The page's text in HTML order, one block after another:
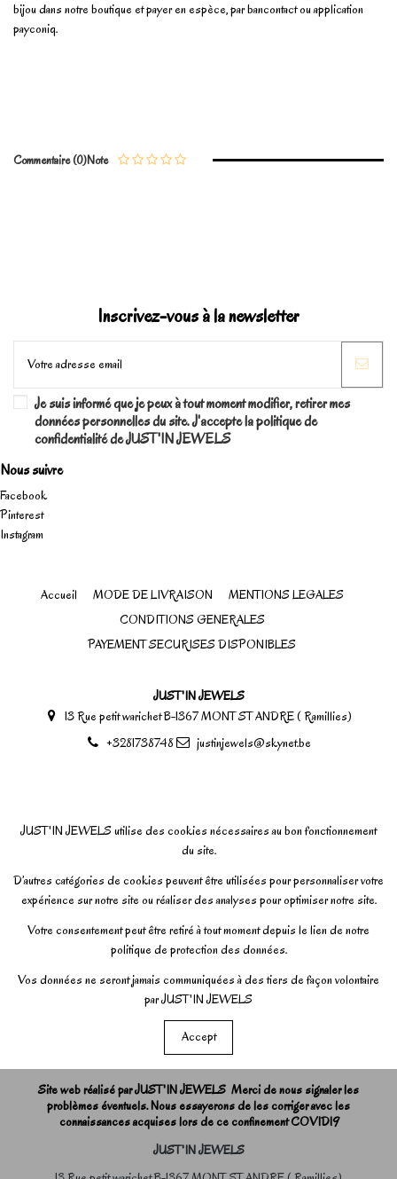
bijou dans notre boutique et payer en espèce, par bancontact ou application
payconiq.
Marque
Note
Commentaire (0)
Inscrivez-vous à la newsletter
Je suis informé que je peux à tout moment modifier, retirer mes
données personnelles du site. J'accepte la politique de
confidentialité de JUST'IN JEWELS
Nous suivre
Facebook
Pinterest
Instagram
Accueil MODE DE LIVRAISON
MENTIONS LEGALES
CONDITIONS GENERALES
PAYEMENT SECURISES DISPONIBLES
JUST'IN JEWELS
13 Rue petit warichet B-1367 MONT ST ANDRE ( Ramillies)
+3281738748
justinjewels@skynet.be
JUST'IN JEWELS utilise des cookies nécessaires au bon fonctionnement
du site.
D’autres catégories de cookies peuvent être utilisées pour personnaliser votre
expérience sur notre site ou réaliser des analyses pour optimiser notre site.
Votre consentement peut être retiré à tout moment depuis le lien de notre
politique de protection des données.
Vos données ne seront jamais communiquées à des tiers de façon volontaire
par JUST'IN JEWELS
Accept
Site web réalisé par JUST'IN JEWELS Merci de nous signaler les
problèmes éventuels. Nous essayerons de les corriger avec les
connaissances acquises lors de ce confinement COVID19
JUST'IN JEWELS